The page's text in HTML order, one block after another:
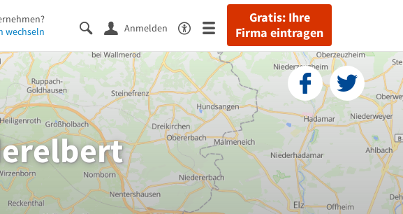
Gratis: Ihre
Firma eintragen
Anmelden
wechseln